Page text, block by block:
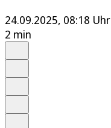
24.09.2025, 08:18 Uhr
2 min